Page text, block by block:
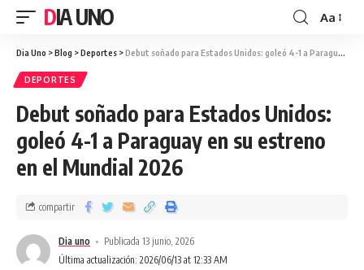
DIA UNO Aa
Dia Uno >Blog >Deportes >Debut soñado para Estados Unidos: goleó 4-1 a Paraguay en su estreno en el Mundial 2026
DEPORTES
Debut soñado para Estados Unidos:
goleó 4-1 a Paraguay en su estreno
en el Mundial 2026
Última actualización: 2026/06/13 at 12:33 AM
Dia uno Publicada 13 junio, 2026
compartir